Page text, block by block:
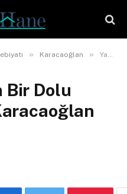
» Karacaoğlan » Yar Elinden Ben Bir Dolu İçmişim Şiiri – Karacaoğlan
Bir Dolu